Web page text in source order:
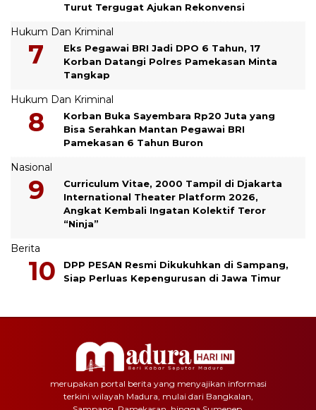
Turut Tergugat Ajukan Rekonvensi
Hukum Dan Kriminal
Eks Pegawai BRI Jadi DPO 6 Tahun, 17
Korban Datangi Polres Pamekasan Minta
Tangkap
Hukum Dan Kriminal
Korban Buka Sayembara Rp20 Juta yang
Bisa Serahkan Mantan Pegawai BRI
Pamekasan 6 Tahun Buron
Nasional
Curriculum Vitae, 2000 Tampil di Djakarta
International Theater Platform 2026,
Angkat Kembali Ingatan Kolektif Teror
“Ninja”
Berita
DPP PESAN Resmi Dikukuhkan di Sampang,
Siap Perluas Kepengurusan di Jawa Timur
merupakan portal berita yang menyajikan informasi
terkini wilayah Madura, mulai dari Bangkalan,